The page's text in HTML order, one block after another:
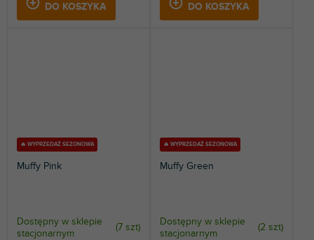
DO KOSZYKA DO KOSZYKA
🔥 WYPRZEDAŻ SEZONOWA
Muffy Pink
Dostępny w sklepie
stacjonarnym
(7 szt)
🔥 WYPRZEDAŻ SEZONOWA
Muffy Green
Dostępny w sklepie
stacjonarnym
(2 szt)